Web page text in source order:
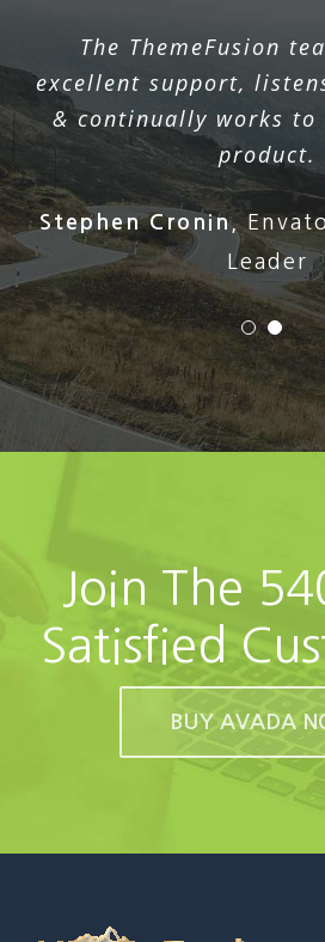
The ThemeFusion
excellent support,
& continually works
product.
Stephen Cronin,
Leader
Join The
Satisfied
BUY AVADA